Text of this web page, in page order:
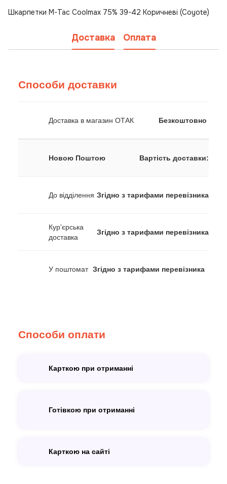
Шкарпетки M-Tac Coolmax 75% 39-42 Коричневі (Coyote)
Доставка Оплата
Способи доставки
Доставка в магазин ОТАК Безкоштовно
Новою Поштою Вартість доставки:
До відділення Згідно з тарифами перевізника
Кур'єрська
доставка
Згідно з тарифами перевізника
У поштомат Згідно з тарифами перевізника
Способи оплати
Карткою при отриманні
Готівкою при отриманні
Карткою на сайті